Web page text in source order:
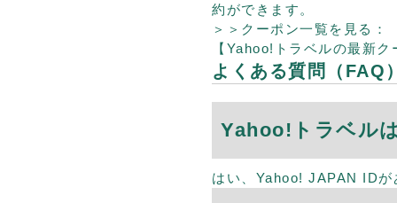
約ができます。
＞＞クーポン一覧を見る：
【Yahoo!トラベルの最新
よくある質問（FAQ
Yahoo!トラベル
はい、Yahoo! JAPAN IDが